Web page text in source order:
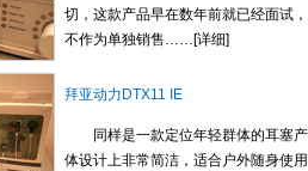
切，这款产品早在数年前就已经面试
不作为单独销售……[详细]
拜亚动力DTX11 IE
同样是一款定位年轻群体的耳塞产
体设计上非常简洁，适合户外随身使